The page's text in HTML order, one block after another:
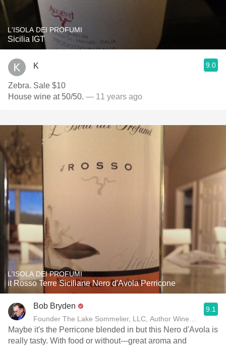
L'ISOLA DEI PROFUMI
Sicilia IGT
K 9.0
Zebra. Sale $10
House wine at 50/50. — 11 years ago
L'ISOLA DEI PROFUMI
it Rosso Terre Siciliane Nero d'Avola Perricone
Bob Bryden
Founder The Lake Sommelier, LLC, Author Wine Talk
9.1
Maybe it's the Perricone blended in but this Nero d'Avola is
really tasty. With food or without---great aroma and